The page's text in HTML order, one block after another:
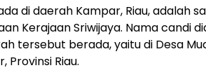
di daerah Kampar, Riau, adalah
Kerajaan Sriwijaya. Nama candi
tersebut berada, yaitu di Desa
Provinsi Riau.